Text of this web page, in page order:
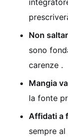
Non
sono
carenze .
Mangia
la fonte
Affidati a
sempre